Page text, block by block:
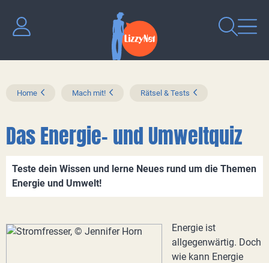
Home Mach mit! Rätsel & Tests
Das Energie- und Umweltquiz
Teste dein Wissen und lerne Neues rund um die Themen
Energie und Umwelt!
Energie ist
allgegenwärtig. Doch
wie kann Energie